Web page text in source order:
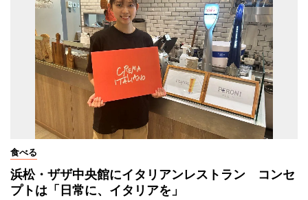
食べる
浜松・ザザ中央館にイタリアンレストラン コンセ
プトは「日常に、イタリアを」